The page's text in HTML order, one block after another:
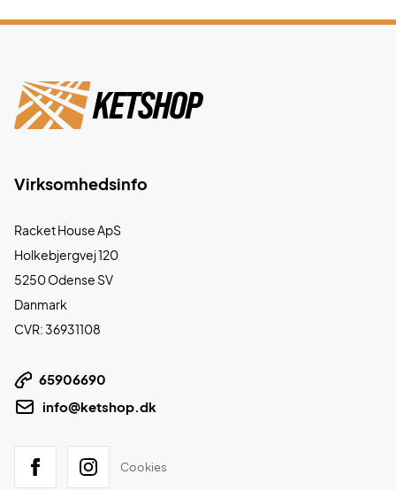
Virksomhedsinfo
Racket House ApS
Holkebjergvej 120
5250 Odense SV
Danmark
CVR: 36931108
65906690
info@ketshop.dk
Cookies